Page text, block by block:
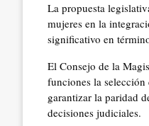
La propuesta
mujeres en la
significativo en
El Consejo de la
funciones la
garantizar la paridad
decisiones judiciales.